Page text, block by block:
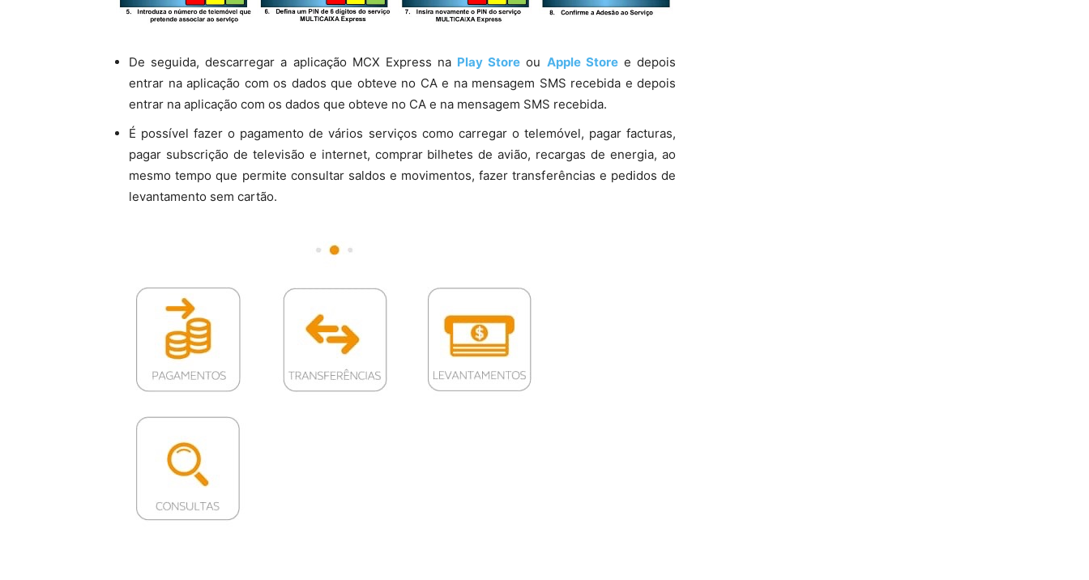
De seguida, descarregar a aplicação MCX Express na Play Store ou Apple Storee depois
entrar na aplicação com os dados que obteve no CA e na mensagem SMS recebida e depois
entrar na aplicação com os dados que obteve no CA e na mensagem SMS recebida.
É possível fazer o pagamento de vários serviços como carregar o telemóvel, pagar facturas,
pagar subscrição de televisão e internet, comprar bilhetes de avião, recargas de energia, ao
mesmo tempo que permite consultar saldos e movimentos, fazer transferências e pedidos de
levantamento sem cartão.